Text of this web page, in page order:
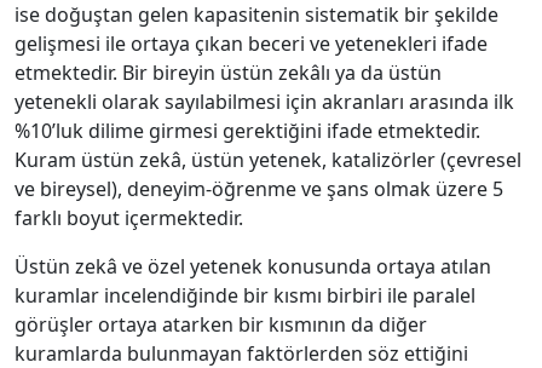
ise doğuştan gelen kapasitenin sistematik bir şekilde
gelişmesi ile ortaya çıkan beceri ve yetenekleri ifade
etmektedir. Bir bireyin üstün zekâlı ya da üstün
yetenekli olarak sayılabilmesi için akranları arasında ilk
%10’luk dilime girmesi gerektiğini ifade etmektedir.
Kuram üstün zekâ, üstün yetenek, katalizörler (çevresel
ve bireysel), deneyim-öğrenme ve şans olmak üzere 5
farklı boyut içermektedir.
Üstün zekâ ve özel yetenek konusunda ortaya atılan
kuramlar incelendiğinde bir kısmı birbiri ile paralel
görüşler ortaya atarken bir kısmının da diğer
kuramlarda bulunmayan faktörlerden söz ettiğini